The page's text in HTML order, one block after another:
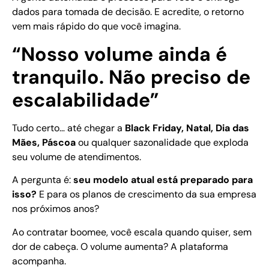
dados para tomada de decisão. E acredite, o retorno
vem mais rápido do que você imagina.
“Nosso volume ainda é
tranquilo. Não preciso de
escalabilidade”
Tudo certo… até chegar a Black Friday, Natal, Dia das
Mães, Páscoaou qualquer sazonalidade que exploda
seu volume de atendimentos.
A pergunta é:seu modelo atual está preparado para
isso? E para os planos de crescimento da sua empresa
nos próximos anos?
Ao contratar boomee, você escala quando quiser, sem
dor de cabeça. O volume aumenta? A plataforma
acompanha.